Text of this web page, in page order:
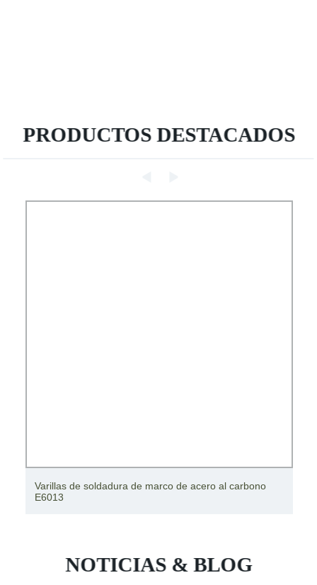
PRODUCTOS DESTACADOS
Varillas de soldadura de marco de acero al carbono
E6013
NOTICIAS & BLOG